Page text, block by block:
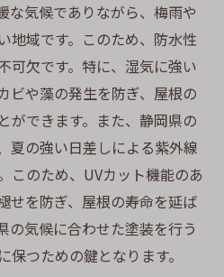
した塗料の特性
塗料の選び方
メリットとデメリット
料の選定基準
慮すべき点
ドとその応用
与える要因とその詳細分
が相場に与える影響
な気候でありながら、梅雨や
地域です。このため、防水性
可欠です。特に、湿気に強い
ビや藻の発生を防ぎ、屋根の
ができます。また、静岡県の
夏の強い日差しによる紫外線
このため、UVカット機能のあ
せを防ぎ、屋根の寿命を延ば
の気候に合わせた塗装を行う
保つための鍵となります。